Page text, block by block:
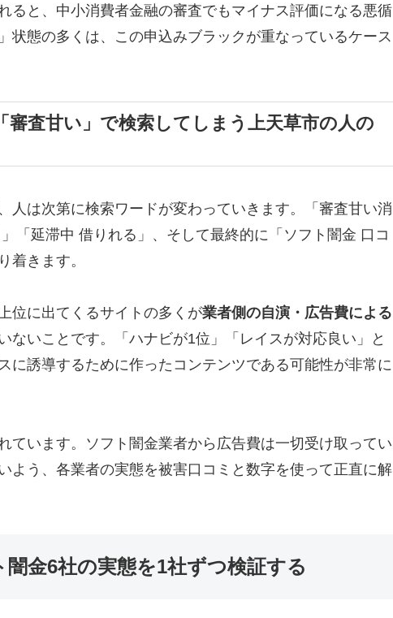
ると、中小消費者金融の審査でもマイナス評価になる悪循
状態の多くは、この申込みブラックが重なっているケース
審査甘い」で検索してしまう上天草市の人の
人は次第に検索ワードが変わっていきます。「審査甘い消
「延滞中 借りれる」、そして最終的に「ソフト闇金 口コ
着きます。
位に出てくるサイトの多くが業者側の自演・広告費による
ないことです。「ハナビが1位」「レイスが対応良い」と
に誘導するために作ったコンテンツである可能性が非常に
ています。ソフト闇金業者から広告費は一切受け取ってい
よう、各業者の実態を被害口コミと数字を使って正直に解
闇金6社の実態を1社ずつ検証する